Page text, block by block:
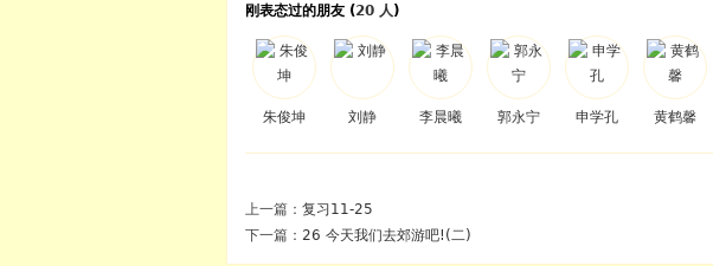
刚表态过的朋友 (20 人)
朱俊坤 刘静 李晨曦 郭永宁 申学孔 黄鹤馨
上一篇： 复习11-25
下一篇： 26 今天我们去郊游吧!(二)